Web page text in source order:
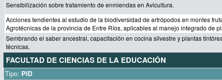
Sensibilización sobre tratamiento de enmiendas en Avicultura.
Acciones tendientes al estudio de la biodiversidad de artrópodos en montes
Agrotécnicas de la provincia de Entre Ríos, aplicables al manejo integrado de
Sembrando el saber ancestral, capacitación en cocina silvestre y plantas
técnicas.
FACULTAD DE CIENCIAS DE LA EDUCACIÓN
Tipo: PID